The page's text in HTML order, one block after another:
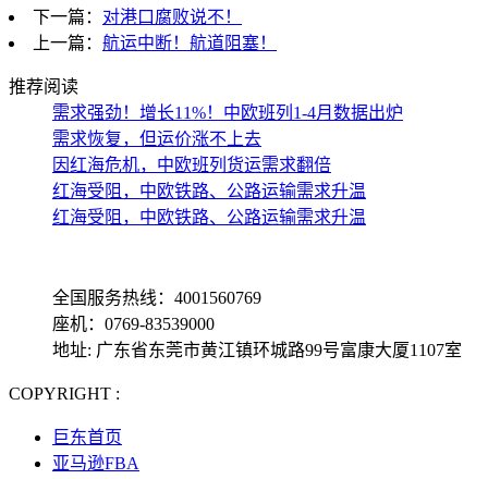
下一篇： 对港口腐败说不！
上一篇： 航运中断！航道阻塞！
推荐阅读
需求强劲！增长11%！中欧班列1-4月数据出炉
需求恢复，但运价涨不上去
因红海危机，中欧班列货运需求翻倍
红海受阻，中欧铁路、公路运输需求升温
红海受阻，中欧铁路、公路运输需求升温
全国服务热线：4001560769
座机：0769-83539000
地址: 广东省东莞市黄江镇环城路99号富康大厦1107室
COPYRIGHT :
巨东首页
亚马逊FBA